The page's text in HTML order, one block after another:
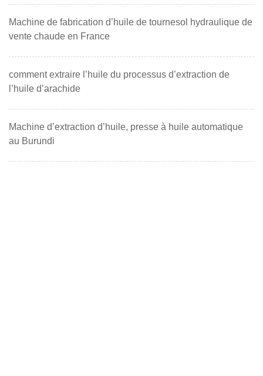
Machine de fabrication d’huile de tournesol hydraulique de
vente chaude en France
comment extraire l’huile du processus d’extraction de
l’huile d’arachide
Machine d’extraction d’huile, presse à huile automatique
au Burundi